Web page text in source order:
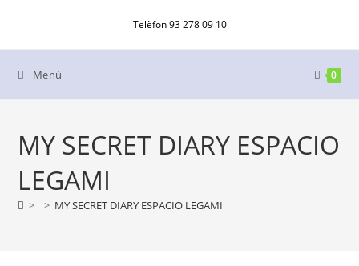
contenido
Telèfon 93 278 09 10
Menú 0
MY SECRET DIARY ESPACIO
LEGAMI
> > MY SECRET DIARY ESPACIO LEGAMI